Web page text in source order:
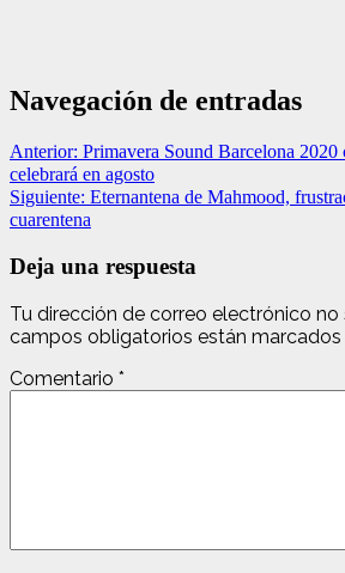
Navegación de entradas
Anterior: Primavera Sound Barcelona 2020
celebrará en agosto
Siguiente: Eternantena de Mahmood,
cuarentena
Deja una respuesta
Tu dirección de correo electrónico no
campos obligatorios están marcados
Comentario *